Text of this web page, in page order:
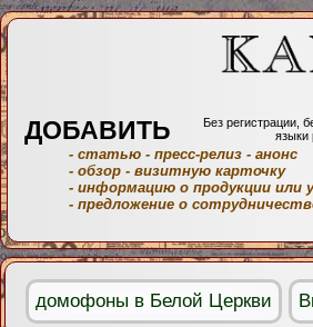
ДОБАВИТЬ
Без регистрации,
языки
- статью - пресс-релиз - анонс
- обзор - визитную карточку
- информацию о продукции или
- предложение о
домофоны в Белой Церкви